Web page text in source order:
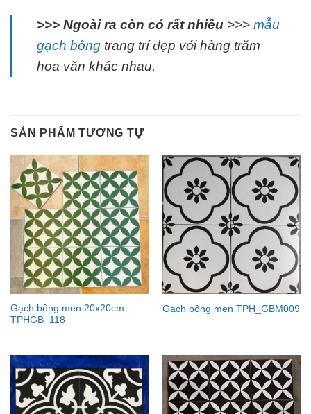
>>> Ngoài ra còn có rất nhiều >>> mẫu
gạch bông trang trí đẹp với hàng trăm
hoa văn khác nhau.
SẢN PHẨM TƯƠNG TỰ
Gạch bông men 20x20cm
TPHGB_118
Gạch bông men TPH_GBM009